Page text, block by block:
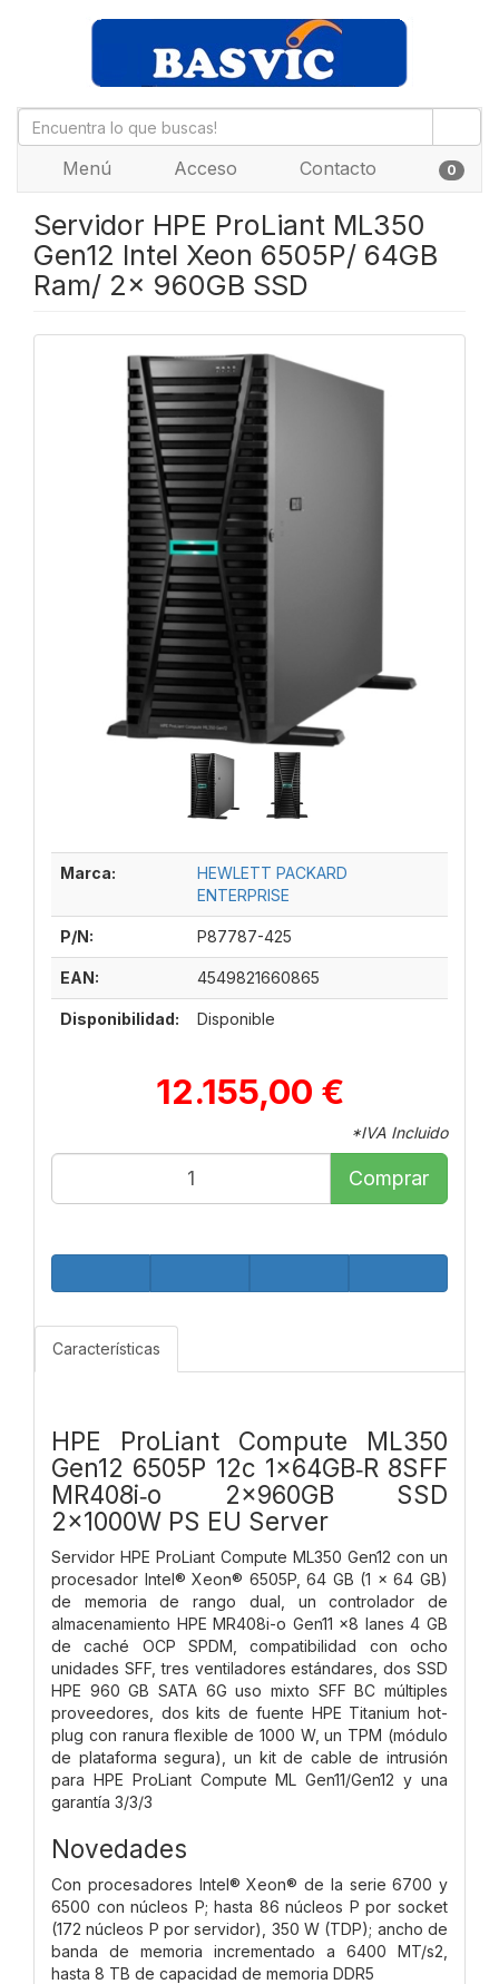
Menú Acceso Contacto 0
Servidor HPE ProLiant ML350
Gen12 Intel Xeon 6505P/ 64GB
Ram/ 2x 960GB SSD
Marca:
HEWLETT PACKARD
ENTERPRISE
P/N: P87787-425
EAN: 4549821660865
Disponibilidad: Disponible
12.155,00 €
*IVA Incluido
Comprar
Características
HPE ProLiant Compute ML350
Gen12 6505P 12c 1x64GB‑R 8SFF
MR408i‑o 2x960GB SSD
2x1000W PS EU Server
Servidor HPE ProLiant Compute ML350 Gen12 con un
procesador Intel® Xeon® 6505P, 64 GB (1 x 64 GB)
de memoria de rango dual, un controlador de
almacenamiento HPE MR408i-o Gen11 x8 lanes 4 GB
de caché OCP SPDM, compatibilidad con ocho
unidades SFF, tres ventiladores estándares, dos SSD
HPE 960 GB SATA 6G uso mixto SFF BC múltiples
proveedores, dos kits de fuente HPE Titanium hot-
plug con ranura flexible de 1000 W, un TPM (módulo
de plataforma segura), un kit de cable de intrusión
para HPE ProLiant Compute ML Gen11/Gen12 y una
garantía 3/3/3
Novedades
Con procesadores Intel® Xeon® de la serie 6700 y
6500 con núcleos P; hasta 86 núcleos P por socket
(172 núcleos P por servidor), 350 W (TDP); ancho de
banda de memoria incrementado a 6400 MT/s2,
hasta 8 TB de capacidad de memoria DDR5